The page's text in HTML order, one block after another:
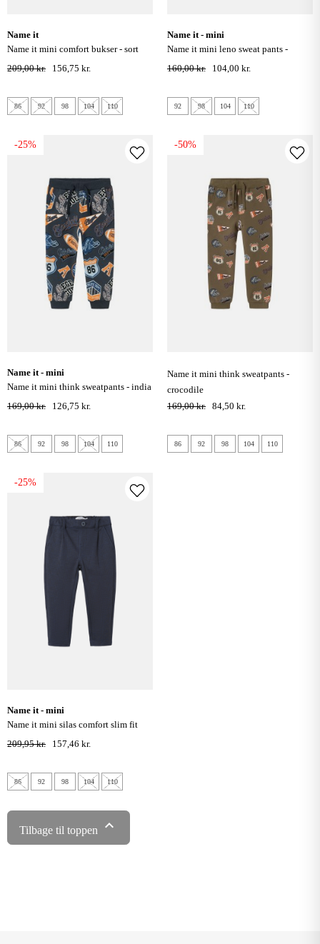
name it
name it mini comfort bukser - sort
209,00 kr.
156,75 kr.
86 92 98 104 110
name it - mini
name it mini leno sweat pants -
meple syrup
160,00 kr. 104,00 kr.
92 98 104 110
-25%
name it - mini
name it mini think sweatpants - india
ink
169,00 kr. 126,75 kr.
86 92 98 104 110
-50%
name it mini think sweatpants -
crocodile
169,00 kr. 84,50 kr.
86 92 98 104 110
-25%
name it - mini
name it mini silas comfort slim fit
bukser - navy blazer
209,95 kr. 157,46 kr.
86 92 98 104 110
Tilbage til toppen 